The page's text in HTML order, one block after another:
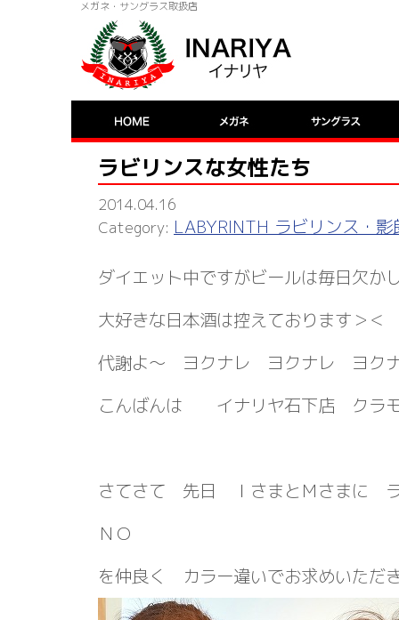
メガネ・サングラス取扱店
ラビリンスな女性たち
2014.04.16
LABYRINTH ラビリンス・
ダイエット中ですがビールは毎日欠か
大好きな日本酒は控えております＞＜
代謝よ～ ヨクナレ ヨクナレ ヨク
こんばんは イナリヤ石下店 クラ
さてさて 先日 ＩさまとＭさまに
ＮＯ
を仲良く カラー違いでお求めいただ